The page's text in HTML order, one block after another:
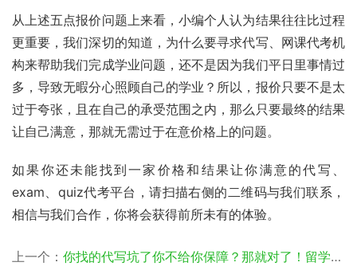
从上述五点报价问题上来看，小编个人认为结果往往比过程
更重要，我们深切的知道，为什么要寻求代写、网课代考机
构来帮助我们完成学业问题，还不是因为我们平日里事情过
多，导致无暇分心照顾自己的学业？所以，报价只要不是太
过于夸张，且在自己的承受范围之内，那么只要最终的结果
让自己满意，那就无需过于在意价格上的问题。
如果你还未能找到一家价格和结果让你满意的代写、
exam、quiz代考平台，请扫描右侧的二维码与我们联系，
相信与我们合作，你将会获得前所未有的体验。
上一个： 你找的代写坑了你不给你保障？那就对了！留学生代写上找代写.Com